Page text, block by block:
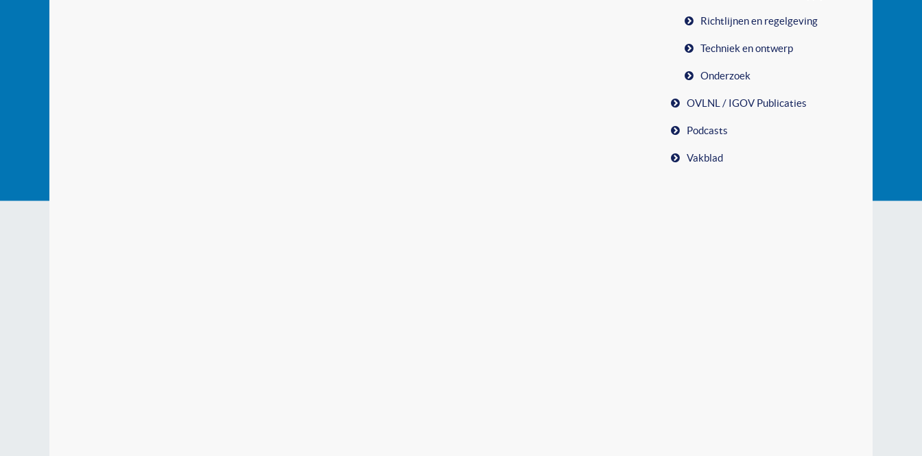
Richtlijnen en regelgeving
Techniek en ontwerp
Onderzoek
OVLNL / IGOV Publicaties
Podcasts
Vakblad